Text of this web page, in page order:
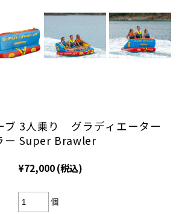
ブ 3人乗り グラディエーター
ー Super Brawler
¥72,000(税込)
個